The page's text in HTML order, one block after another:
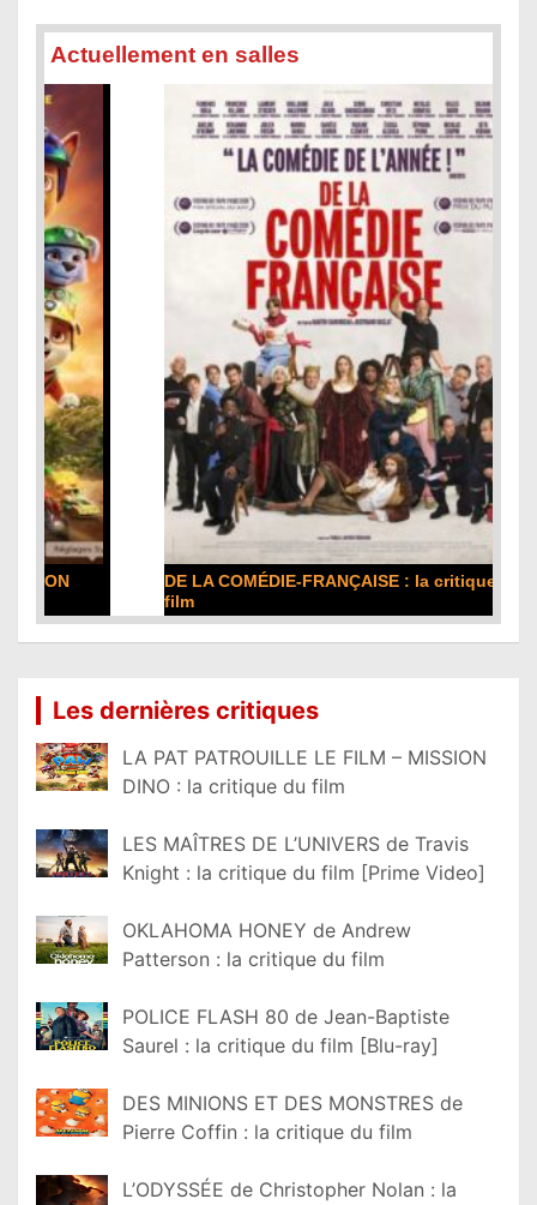
Actuellement en salles
DE LA COMÉDIE-FRANÇAISE : la critique du
Les dernières critiques
LA PAT PATROUILLE LE FILM – MISSION
DINO : la critique du film
LES MAÎTRES DE L’UNIVERS de Travis
Knight : la critique du film [Prime Video]
OKLAHOMA HONEY de Andrew
Patterson : la critique du film
POLICE FLASH 80 de Jean-Baptiste
Saurel : la critique du film [Blu-ray]
DES MINIONS ET DES MONSTRES de
Pierre Coffin : la critique du film
L’ODYSSÉE de Christopher Nolan : la